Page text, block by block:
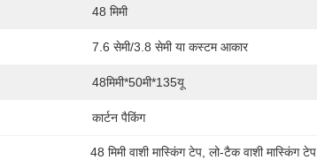
48 मिमी
7.6 सेमी/3.8 सेमी या कस्टम आकार
48मिमी*50मी*135यू
कार्टन पैकिंग
48 मिमी वाशी मास्किंग टेप लो-टैक वाशी मास्किंग टेप